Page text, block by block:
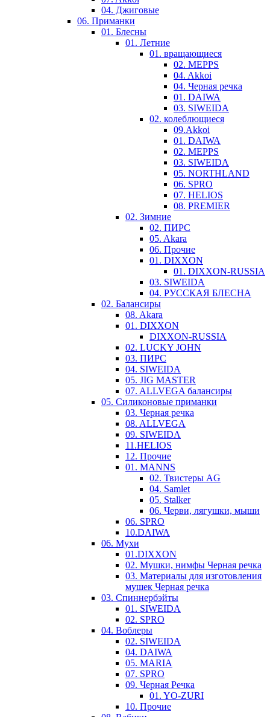
04. Джиговые
06. Приманки
01. Блесны
01. Летние
01. вращающиеся
02. MEPPS
04. Akkoi
04. Черная речка
01. DAIWA
03. SIWEIDA
02. колеблющиеся
09.Akkoi
01. DAIWA
02. MEPPS
03. SIWEIDA
05. NORTHLAND
06. SPRO
07. HELIOS
08. PREMIER
02. Зимние
02. ПИРС
05. Akara
06. Прочие
01. DIXXON
01. DIXXON-RUSSIA
03. SIWEIDA
04. РУССКАЯ БЛЕСНА
02. Балансиры
08. Akara
01. DIXXON
DIXXON-RUSSIA
02. LUCKY JOHN
03. ПИРС
04. SIWEIDA
05. JIG MASTER
07. ALLVEGA балансиры
05. Силиконовые приманки
03. Черная речка
08. ALLVEGA
09. SIWEIDA
11.HELIOS
12. Прочие
01. MANNS
02. Твистеры AG
04. Samlet
05. Stalker
06. Черви, лягушки, мыши
06. SPRO
10.DAIWA
06. Мухи
01.DIXXON
02. Мушки, нимфы Черная речка
03. Материалы для изготовления
мушек Черная речка
03. Cпиннербэйты
01. SIWEIDA
02. SPRO
04. Воблеры
02. SIWEIDA
04. DAIWA
05. MARIA
07. SPRO
09. Черная Речка
01. YO-ZURI
10. Прочие